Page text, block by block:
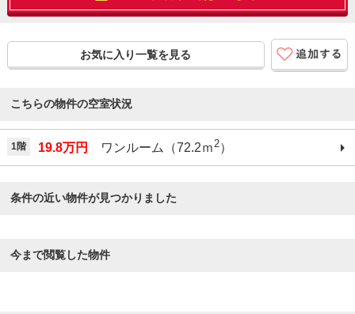
お気に入り一覧を見る
こちらの物件の空室状況
1階 19.8万円 ワンルーム（72.2ｍ2）
条件の近い物件が見つかりました
今まで閲覧した物件